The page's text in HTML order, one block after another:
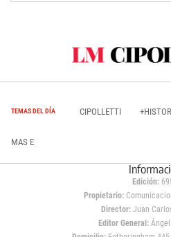
TEMAS DEL DÍA CIPOLLETTI
MAS E
Edición:
Propietario:
Director: Juan
Editor General:Ángel